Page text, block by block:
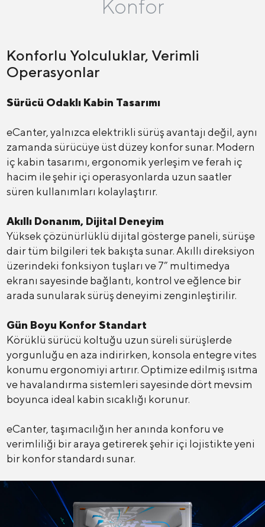
Konfor
Konforlu Yolculuklar, Verimli
Operasyonlar
Sürücü Odaklı Kabin Tasarımı
eCanter, yalnızca elektrikli sürüş avantajı değil, aynı
zamanda sürücüye üst düzey konfor sunar. Modern
iç kabin tasarımı, ergonomik yerleşim ve ferah iç
hacim ile şehir içi operasyonlarda uzun saatler
süren kullanımları kolaylaştırır.
Akıllı Donanım, Dijital Deneyim
Yüksek çözünürlüklü dijital gösterge paneli, sürüşe
dair tüm bilgileri tek bakışta sunar. Akıllı direksiyon
üzerindeki fonksiyon tuşları ve 7” multimedya
ekranı sayesinde bağlantı, kontrol ve eğlence bir
arada sunularak sürüş deneyimi zenginleştirilir.
Gün Boyu Konfor Standart
Körüklü sürücü koltuğu uzun süreli sürüşlerde
yorgunluğu en aza indirirken, konsola entegre vites
konumu ergonomiyi artırır. Optimize edilmiş ısıtma
ve havalandırma sistemleri sayesinde dört mevsim
boyunca ideal kabin sıcaklığı korunur.
eCanter, taşımacılığın her anında konforu ve
verimliliği bir araya getirerek şehir içi lojistikte yeni
bir konfor standardı sunar.